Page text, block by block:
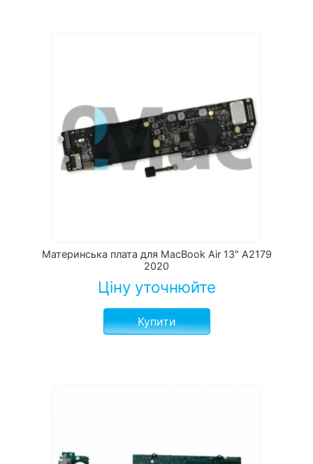
Материнська плата для MacBook Air 13" A2179
2020
Ціну уточнюйте
Купити